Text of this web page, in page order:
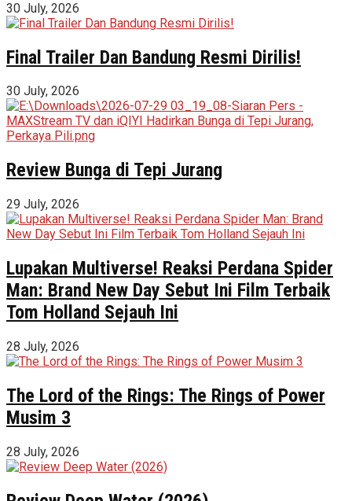
30 July, 2026
Final Trailer Dan Bandung Resmi Dirilis!
30 July, 2026
Review Bunga di Tepi Jurang
29 July, 2026
Lupakan Multiverse! Reaksi Perdana Spider
Man: Brand New Day Sebut Ini Film Terbaik
Tom Holland Sejauh Ini
28 July, 2026
The Lord of the Rings: The Rings of Power
Musim 3
28 July, 2026